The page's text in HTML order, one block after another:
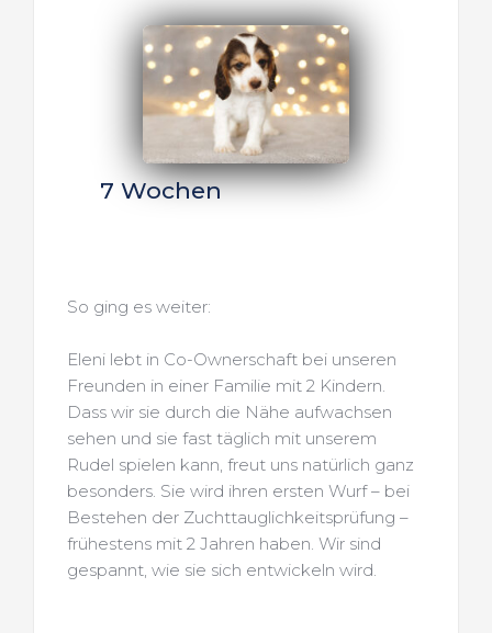
7 Wochen
So ging es weiter:
Eleni lebt in Co-Ownerschaft bei unseren
Freunden in einer Familie mit 2 Kindern.
Dass wir sie durch die Nähe aufwachsen
sehen und sie fast täglich mit unserem
Rudel spielen kann, freut uns natürlich ganz
besonders. Sie wird ihren ersten Wurf – bei
Bestehen der Zuchttauglichkeitsprüfung –
frühestens mit 2 Jahren haben. Wir sind
gespannt, wie sie sich entwickeln wird.